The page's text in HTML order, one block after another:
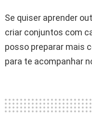
Se quiser aprender
criar conjuntos com
posso preparar mais
para te acompanhar